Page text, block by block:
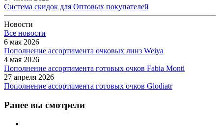
Система скидок для Оптовых покупателей
Новости
Все новости
6 мая 2026
Пополнение ассортимента очковых линз Weiya
4 мая 2026
Пополнение ассортимента готовых очков Fabia Monti
27 апреля 2026
Пополнение ассортимента готовых очков Glodiatr
Ранее вы смотрели